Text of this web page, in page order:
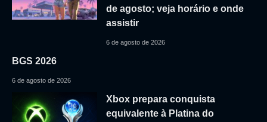
de agosto; veja horário e onde
assistir
6 de agosto de 2026
BGS 2026
6 de agosto de 2026
Xbox prepara conquista
equivalente à Platina do